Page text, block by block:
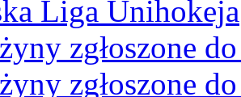
Liga Unihokeja
zgłoszone
zgłoszone